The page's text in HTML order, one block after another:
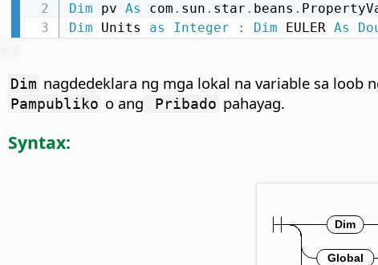
Dim pv As com . sun . star . beans .
Dim Units as Integer : Dim EULER As
Dim nagdedeklara ng mga lokal na variable sa loob
Pampubliko o ang Pribado pahayag.
Syntax: